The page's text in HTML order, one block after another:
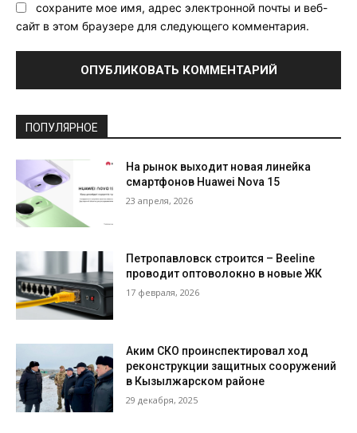
сохраните мое имя, адрес электронной почты и веб-
сайт в этом браузере для следующего комментария.
ПОПУЛЯРНОЕ
На рынок выходит новая линейка
смартфонов Huawei Nova 15
23 апреля, 2026
Петропавловск строится – Beeline
проводит оптоволокно в новые ЖК
17 февраля, 2026
Аким СКО проинспектировал ход
реконструкции защитных сооружений
в Кызылжарском районе
29 декабря, 2025